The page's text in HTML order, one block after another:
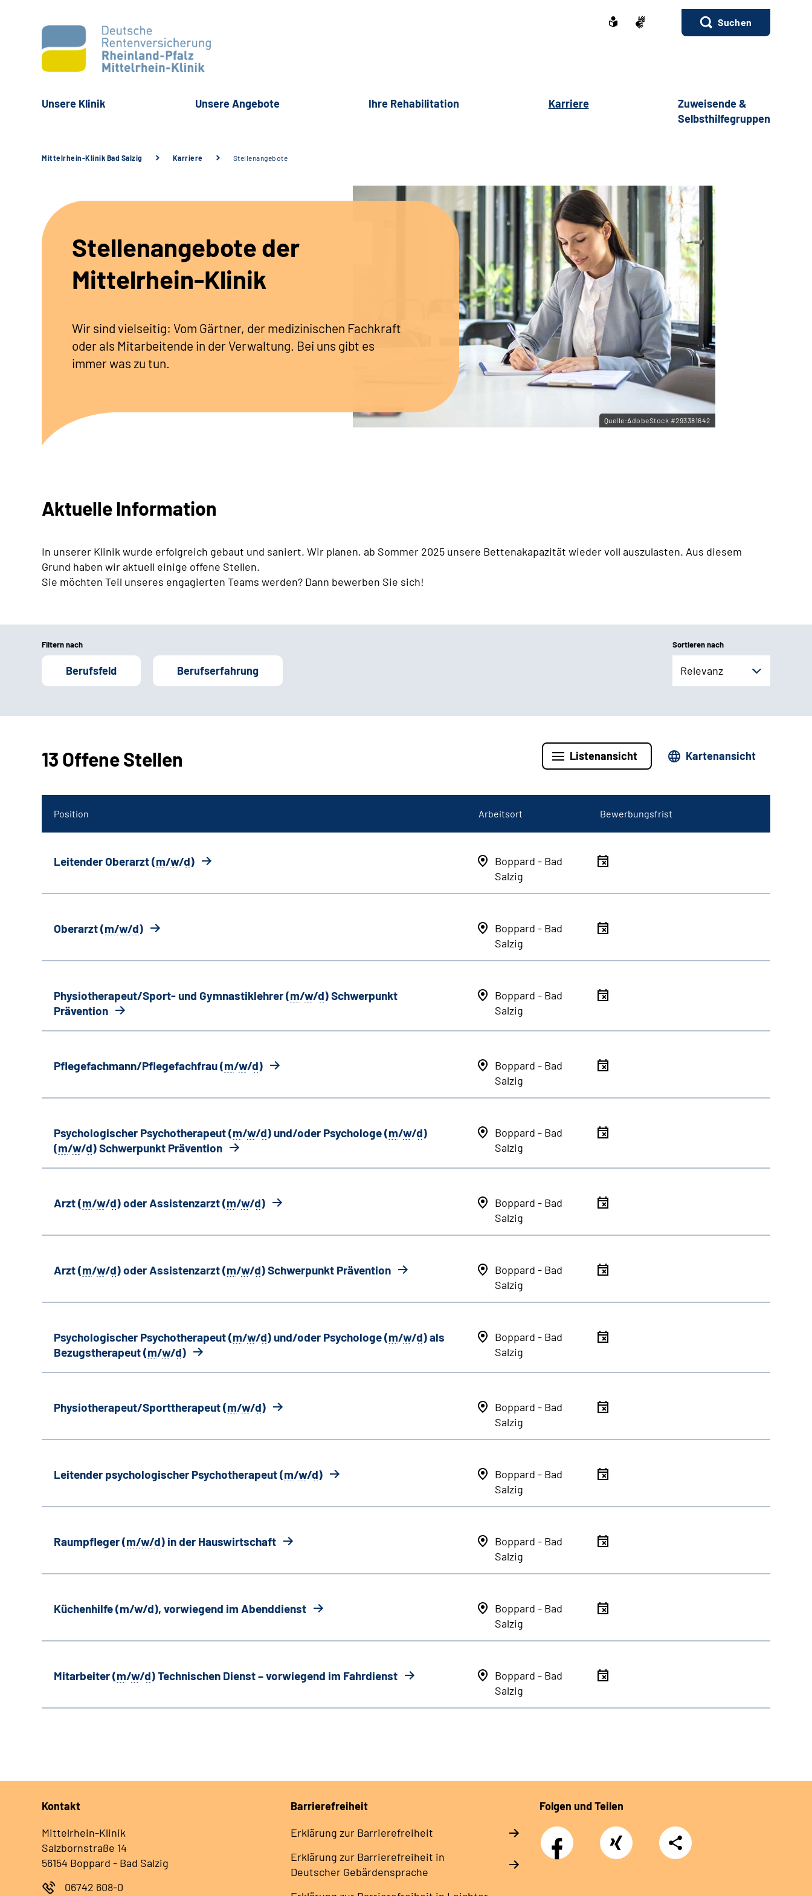
Suchen
Unsere Klinik Unsere Angebote Ihre Rehabilitation Karriere
Zuweisende &
Selbsthilfegruppen
Mittelrhein-Klinik Bad Salzig Karriere Stellenangebote
Stellenangebote der
Mittelrhein-Klinik
Wir sind vielseitig: Vom Gärtner, der medizinischen Fachkraft
oder als Mitarbeitende in der Verwaltung. Bei uns gibt es
immer was zu tun.
Quelle:AdobeStock #293381642
Aktuelle Information
In unserer Klinik wurde erfolgreich gebaut und saniert. Wir planen, ab Sommer 2025 unsere Bettenakapazität wieder voll auszulasten. Aus diesem
Grund haben wir aktuell einige offene Stellen.
Sie möchten Teil unseres engagierten Teams werden? Dann bewerben Sie sich!
Filtern nach
Berufsfeld Berufserfahrung
Sortieren nach
Relevanz
13 Offene Stellen Listenansicht Kartenansicht
Position Arbeitsort Bewerbungsfrist
Leitender Oberarzt (m/w/d)
Boppard - Bad
Salzig
Oberarzt (m/w/d)
Boppard - Bad
Salzig
Physiotherapeut/Sport- und Gymnastiklehrer (m/w/d) Schwerpunkt
Prävention
Boppard - Bad
Salzig
Pflegefachmann/Pflegefachfrau (m/w/d)
Boppard - Bad
Salzig
Psychologischer Psychotherapeut (m/w/d) und/oder Psychologe (m/w/d)
(m/w/d) Schwerpunkt Prävention
Boppard - Bad
Salzig
Arzt (m/w/d) oder Assistenzarzt (m/w/d)
Boppard - Bad
Salzig
Arzt (m/w/d) oder Assistenzarzt (m/w/d) Schwerpunkt Prävention
Boppard - Bad
Salzig
Psychologischer Psychotherapeut (m/w/d) und/oder Psychologe (m/w/d) als
Bezugstherapeut (m/w/d)
Boppard - Bad
Salzig
Physiotherapeut/Sporttherapeut (m/w/d)
Boppard - Bad
Salzig
Leitender psychologischer Psychotherapeut (m/w/d)
Boppard - Bad
Salzig
Raumpfleger (m/w/d) in der Hauswirtschaft
Boppard - Bad
Salzig
Küchenhilfe (m/w/d), vorwiegend im Abenddienst
Boppard - Bad
Salzig
Mitarbeiter (m/w/d) Technischen Dienst – vorwiegend im Fahrdienst
Boppard - Bad
Salzig
Kontakt
Mittelrhein-Klinik
Salzbornstraße 14
56154 Boppard - Bad Salzig
06742 608-0
Barrierefreiheit
Erklärung zur Barrierefreiheit
Erklärung zur Barrierefreiheit in
Deutscher Gebärdensprache
Folgen und Teilen
Facebook Xing
Teilen